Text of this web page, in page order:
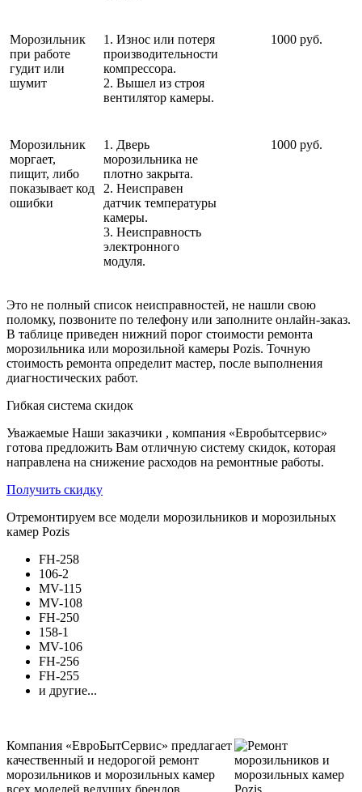
Морозильник
при работе
гудит или
шумит
1. Износ или потеря
производительности
компрессора.
2. Вышел из строя
вентилятор камеры.
1000 руб.
Морозильник
моргает,
пищит, либо
показывает код
ошибки
1. Дверь
морозильника не
плотно закрыта.
2. Неисправен
датчик температуры
камеры.
3. Неисправность
электронного
модуля.
1000 руб.
Это не полный список неисправностей, не нашли свою
поломку, позвоните по телефону или заполните онлайн-заказ.
В таблице приведен нижний порог стоимости ремонта
морозильника или морозильной камеры Pozis. Точную
стоимость ремонта определит мастер, после выполнения
диагностических работ.
Гибкая система скидок
Уважаемые Наши заказчики , компания «Евробытсервис»
готова предложить Вам отличную систему скидок, которая
направлена на снижение расходов на ремонтные работы.
Получить скидку
Отремонтируем все модели морозильников и морозильных
камер Pozis
FH-258
106-2
MV-115
MV-108
FH-250
158-1
MV-106
FH-256
FH-255
и другие...
Компания «ЕвроБытСервис» предлагает
качественный и недорогой ремонт
морозильников и морозильных камер
всех моделей ведущих брендов,